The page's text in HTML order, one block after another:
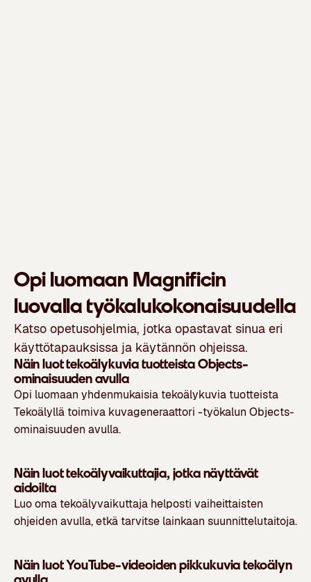
Opi luomaan Magnificin
luovalla työkalukokonaisuudella
Katso opetusohjelmia, jotka opastavat sinua eri
käyttötapauksissa ja käytännön ohjeissa.
Näin luot tekoälykuvia tuotteista Objects-
ominaisuuden avulla
Opi luomaan yhdenmukaisia tekoälykuvia tuotteista
Tekoälyllä toimiva kuvageneraattori -työkalun Objects-
ominaisuuden avulla.
Näin luot tekoälyvaikuttajia, jotka näyttävät
aidoilta
Luo oma tekoälyvaikuttaja helposti vaiheittaisten
ohjeiden avulla, etkä tarvitse lainkaan suunnittelutaitoja.
Näin luot YouTube-videoiden pikkukuvia tekoälyn